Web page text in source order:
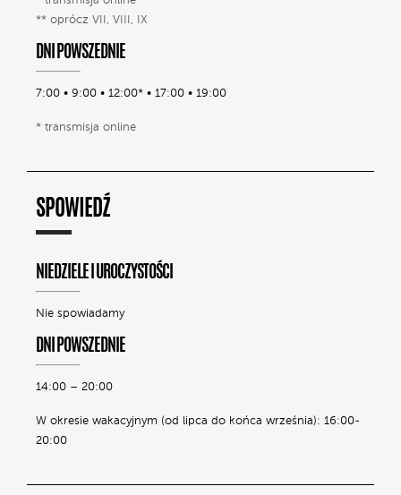
** oprócz VII, VIII, IX
DNI POWSZEDNIE
7:00 • 9:00 • 12:00* • 17:00 • 19:00
* transmisja online
SPOWIEDŹ
NIEDZIELE I UROCZYSTOŚCI
Nie spowiadamy
DNI POWSZEDNIE
14:00 – 20:00
W okresie wakacyjnym (od lipca do końca września): 16:00-
20:00